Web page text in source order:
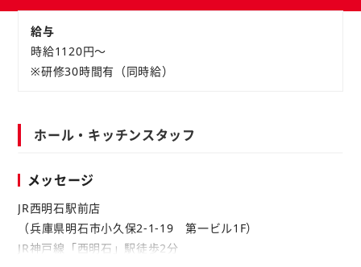
給与
時給1120円～
※研修30時間有（同時給）
ホール・キッチンスタッフ
メッセージ
JR西明石駅前店
（兵庫県明石市小久保2-1-19 第一ビル1F）
JR神戸線「西明石」駅徒歩2分